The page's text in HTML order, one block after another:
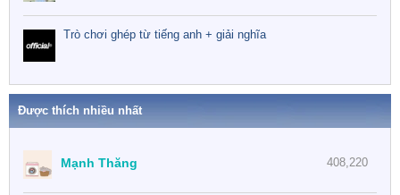
Trò chơi ghép từ tiếng anh + giải nghĩa
Được thích nhiều nhất
408,220
Mạnh Thăng